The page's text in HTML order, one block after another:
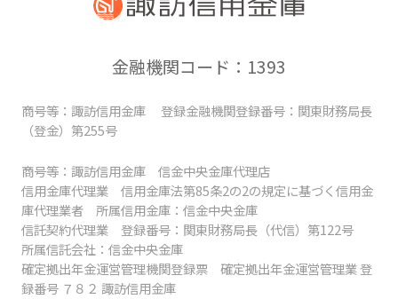
金融機関コード：1393
商号等：諏訪信用金庫 登録金融機関登録番号：関東財務局長
（登金）第255号
商号等：諏訪信用金庫 信金中央金庫代理店
信用金庫代理業 信用金庫法第85条2の2の規定に基づく信用金
庫代理業者 所属信用金庫：信金中央金庫
信託契約代理業 登録番号：関東財務局長（代信）第122号
所属信託会社：信金中央金庫
確定拠出年金運営管理機関登録票 確定拠出年金運営管理業 登
録番号 ７８２ 諏訪信用金庫